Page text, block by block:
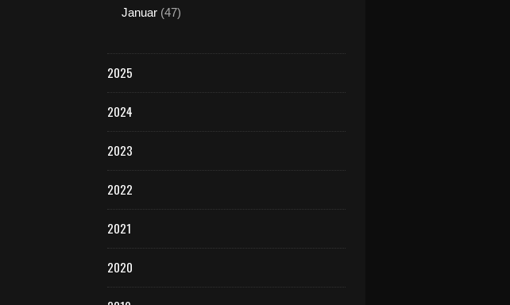
Januar (47)
2025
2024
2023
2022
2021
2020